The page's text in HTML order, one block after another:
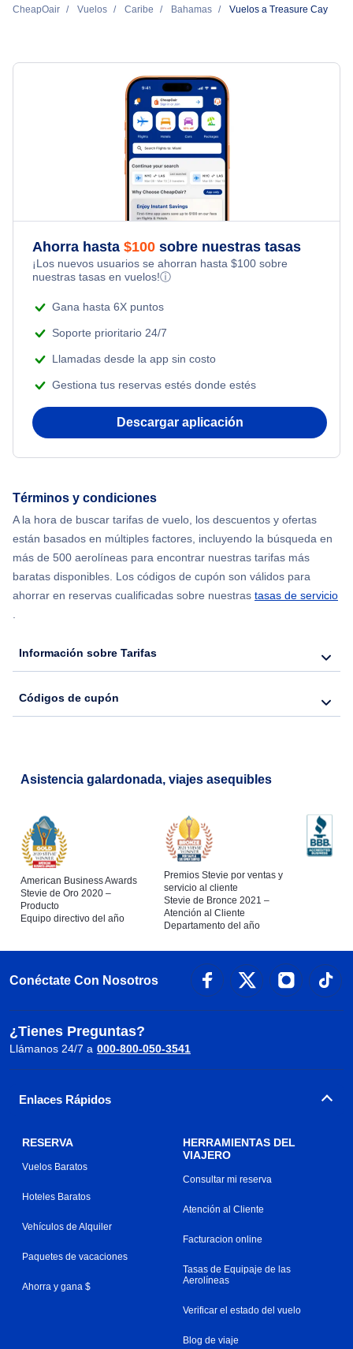
CheapOair Vuelos Caribe Bahamas Vuelos a Treasure Cay
Ahorra hasta $100 sobre nuestras tasas
¡Los nuevos usuarios se ahorran hasta $100 sobre
nuestras tasas en vuelos!ⓘ
Gana hasta 6X puntos
Soporte prioritario 24/7
Llamadas desde la app sin costo
Gestiona tus reservas estés donde estés
Descargar aplicación
Términos y condiciones
A la hora de buscar tarifas de vuelo, los descuentos y ofertas
están basados en múltiples factores, incluyendo la búsqueda en
más de 500 aerolíneas para encontrar nuestras tarifas más
baratas disponibles. Los códigos de cupón son válidos para
ahorrar en reservas cualificadas sobre nuestras tasas de servicio
.
Información sobre Tarifas
Códigos de cupón
Asistencia galardonada, viajes asequibles
American Business Awards
Stevie de Oro 2020 –
Producto
Equipo directivo del año
Premios Stevie por ventas y
servicio al cliente
Stevie de Bronce 2021 –
Atención al Cliente
Departamento del año
Conéctate Con Nosotros
¿Tienes Preguntas?
Llámanos 24/7 a 000-800-050-3541
Enlaces Rápidos
RESERVA
Vuelos Baratos
Hoteles Baratos
Vehículos de Alquiler
Paquetes de vacaciones
Ahorra y gana $
HERRAMIENTAS DEL
VIAJERO
Consultar mi reserva
Atención al Cliente
Facturacion online
Tasas de Equipaje de las
Aerolíneas
Verificar el estado del vuelo
Blog de viaje